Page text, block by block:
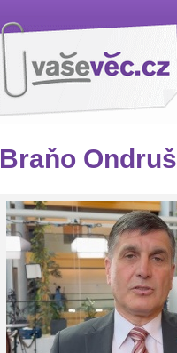
Braňo